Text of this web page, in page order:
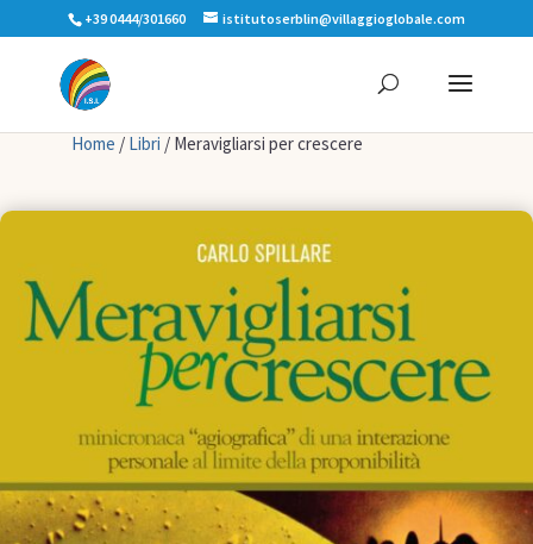
+39 0444/301660 istitutoserblin@villaggioglobale.com
Home / Libri / Meravigliarsi per crescere